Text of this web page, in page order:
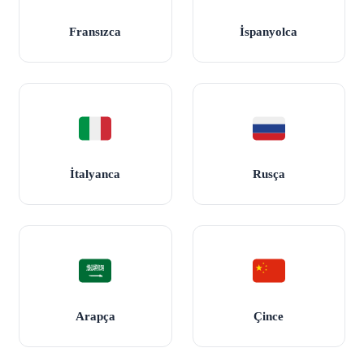
Fransızca İspanyolca
İtalyanca Rusça
Arapça Çince